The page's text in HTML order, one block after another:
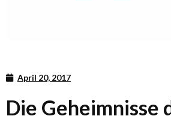
April 20, 2017
Die Geheimnisse